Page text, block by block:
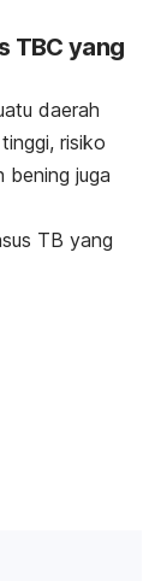
TBC yang
daerah
risiko
bening juga
TB yang